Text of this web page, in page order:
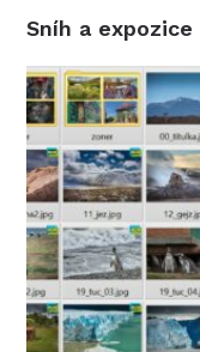
Sníh a expozice